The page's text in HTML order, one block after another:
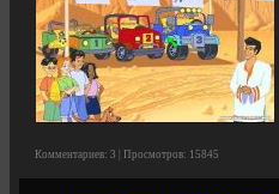
Комментариев: 3 | Просмотров: 15845